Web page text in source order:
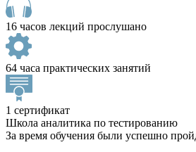
16 часов лекций прослушано
64 часа практических занятий
1 сертификат
Школа аналитика по тестированию
За время обучения были успешно